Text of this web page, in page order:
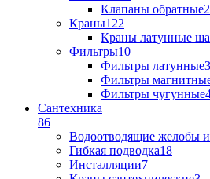
Клапаны обратные
Краны122
Краны латунные
Фильтры10
Фильтры латунные3
Фильтры
Фильтры чугунные
Сантехника
86
Водоотводящие желобы
Гибкая подводка18
Инсталляции7